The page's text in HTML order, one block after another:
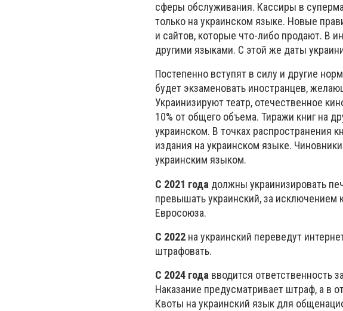
сферы обслуживания. Кассиры в
только на украинском языке. Новые
и сайтов, которые что-либо продают. В
другими языками. С этой же даты
Постепенно вступят в силу и другие
будет экзаменовать иностранцев,
Украинизируют театр, отечественное
10% от общего объема. Тиражи книг на
украинском. В точках распространения
издания на украинском языке.
украинским языком.
С 2021 года должны украинизировать
превышать украинский, за исключением
Евросоюза.
С 2022 на украинский переведут
штрафовать.
С 2024 года вводится ответственность
Наказание предусматривает штраф, а в
Квоты на украинский язык для